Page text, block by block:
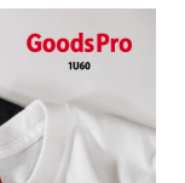
金額
¥0 （税込）
社の取り扱
インテン
ご購入後マ
ロードし
を応用して自
などのデザ
の団体の
するなどの
の風向きを
よりも右
うかもしれ
する際の都合
てはｍｍ単
イズも多少の
ります。
する際の都合
てはｍｍ単
イズも多少の
ります。
こみポール
を包み込
こみポール
を包み込
り返し、縫
をすることで
工されま
しまうこと
いわれる
を使用し
1本（2分割）
［ +33円 ］
（3分割）